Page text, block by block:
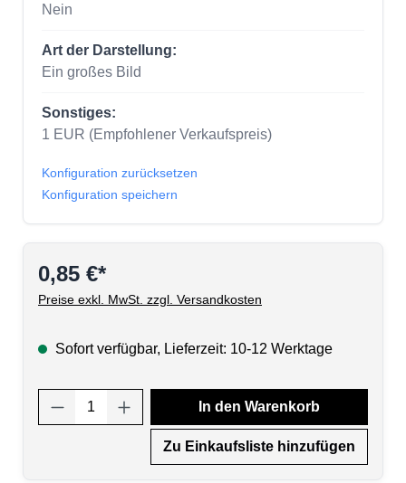
Nein
Art der Darstellung:
Ein großes Bild
Sonstiges:
1 EUR (Empfohlener Verkaufspreis)
Konfiguration zurücksetzen
Konfiguration speichern
0,85 €*
Preise exkl. MwSt. zzgl. Versandkosten
Sofort verfügbar, Lieferzeit: 10-12 Werktage
Produkt Anzahl: Gib den gewünschten
In den Warenkorb
Zu Einkaufsliste hinzufügen